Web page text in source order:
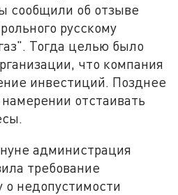
сообщили об отзыве
русскому
Тогда целью было
что компания
инвестиций. Позднее
отстаивать
администрация
требование
о недопустимости